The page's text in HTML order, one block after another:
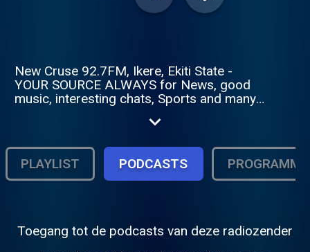
New Cruse 92.7FM, Ikere, Ekiti State -
YOUR SOURCE ALWAYS for News, good
music, interesting chats, Sports and many
PLAYLIST PODCASTS PROGRAMMA
Toegang tot de podcasts van deze radiozender